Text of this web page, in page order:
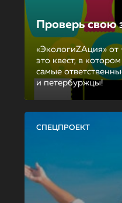
Проверь свою
«ЭкологиZAция»
это квест, в
самые
и петербуржцы!
СПЕЦПРОЕКТ